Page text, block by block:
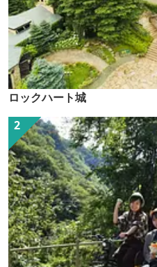
ロックハート城